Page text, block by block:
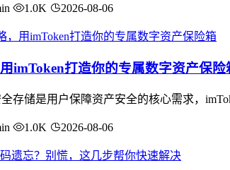
1.0K 2026-08-06
imToken打造你的专属数字资产保险
存储是用户保障资产安全的核心需求，
1.0K 2026-08-06